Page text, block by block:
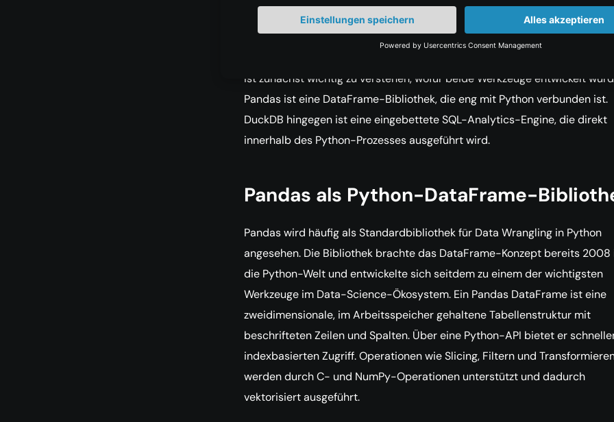
Was sind Pandas und DuckDB?
ist zunächst wichtig zu verstehen, wofür beide Werkzeuge entwickelt
Pandas ist eine DataFrame-Bibliothek, die eng mit Python verbunden ist.
DuckDB hingegen ist eine eingebettete SQL-Analytics-Engine, die direkt
innerhalb des Python-Prozesses ausgeführt wird.
Pandas als Python-DataFrame-
Pandas wird häufig als Standardbibliothek für Data Wrangling in Python
angesehen. Die Bibliothek brachte das DataFrame-Konzept bereits 2008
die Python-Welt und entwickelte sich seitdem zu einem der wichtigsten
Werkzeuge im Data-Science-Ökosystem. Ein Pandas DataFrame ist eine
zweidimensionale, im Arbeitsspeicher gehaltene Tabellenstruktur mit
beschrifteten Zeilen und Spalten. Über eine Python-API bietet er
indexbasierten Zugriff. Operationen wie Slicing, Filtern und
werden durch C- und NumPy-Operationen unterstützt und dadurch
vektorisiert ausgeführt.